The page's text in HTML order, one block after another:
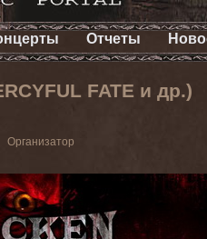
Отчеты
FATE и др.)
Организатор